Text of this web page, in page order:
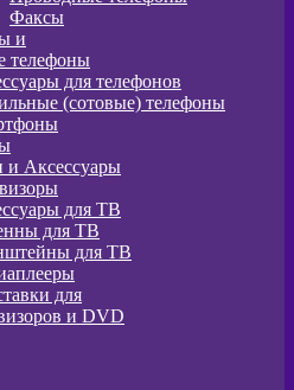
Факсы
и
телефоны
для телефонов
(сотовые) телефоны
и Аксессуары
для ТВ
для ТВ
для ТВ
для
и DVD